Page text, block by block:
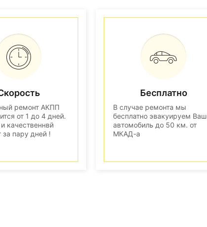
ремонт АКПП
от 1 до 4 дней.
качественнвй
за пару дней !
Бесплатно
В случае ремонта мы
бесплатно эвакуируем Ваш
автомобиль до 50 км. от
МКАД-а